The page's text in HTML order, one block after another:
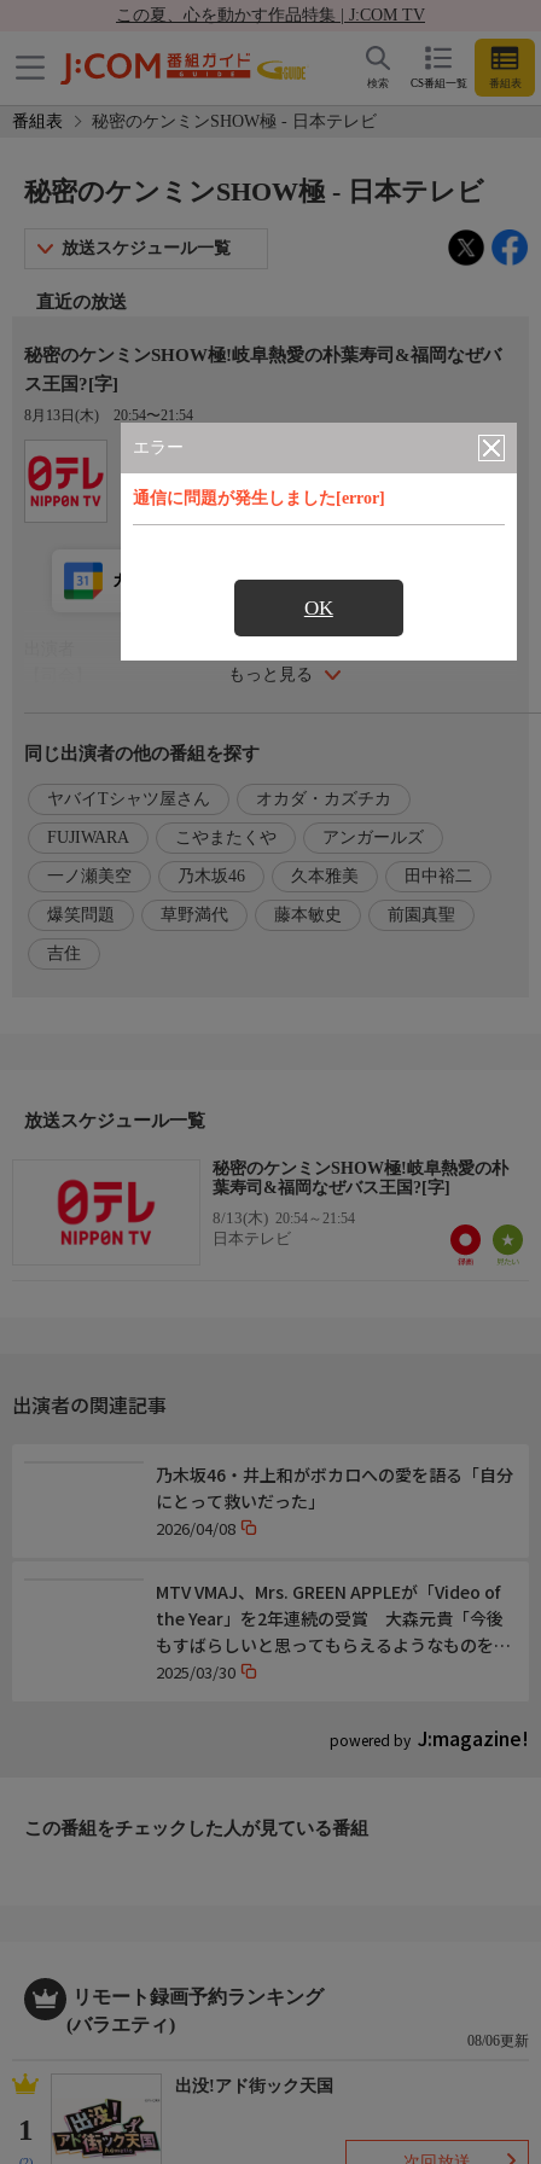
この夏、心を動かす作品特集 | J:COM TV
CS番組一覧 番組表
検索
番組表 秘密のケンミンSHOW極 - 日本テレビ
エラー
通信に問題が発生しました[error]
OK
秘密のケンミンSHOW極 - 日本テレビ
放送スケジュール一覧
直近の放送
秘密のケンミンSHOW極!岐阜熱愛の朴葉寿司&福岡なぜバ
ス王国?[字]
8月13日(木) 20:54〜21:54
Ch.4
日本テレビ
もっと見る
カレンダー登録 アプリ視聴
【ゲスト】
草野満代[岐阜]
オカダ・カズチカ[愛知]
こやまたくや（ヤバイTシャツ屋さん)[京都]
藤本敏史(FUJIWARA)[大阪]
アンガールズ[広島]
一ノ瀬美空(乃木坂46)[福岡]
吉住[福岡]
前園真聖[鹿児島]
に！▽番組ホームページ(PC・スマホ）では、あなたの知ってい
番組ホームページ
https://www.ytv.co.jp/kenmin_show/
同じ出演者の他の番組を探す
ヤバイTシャツ屋さん オカダ・カズチカ
FUJIWARA こやまたくや アンガールズ
一ノ瀬美空 乃木坂46 久本雅美 田中裕二
爆笑問題 草野満代 藤本敏史 前園真聖
吉住
放送スケジュール一覧
秘密のケンミンSHOW極!岐阜熱愛の朴
葉寿司&福岡なぜバス王国?[字]
8/13(木) 20:54～21:54
日本テレビ
出演者の関連記事
powered by J:magazine!
乃木坂46・井上和がボカロへの愛を語る「自分
にとって救いだった」
2026/04/08
MTV VMAJ、Mrs. GREEN APPLEが「Video of
the Year」を2年連続の受賞 大森元貴「今後
もすばらしいと思ってもらえるようなものを、
引き続き作っていきたい」
2025/03/30
この番組をチェックした人が見ている番組
リモート録画予約ランキング
(バラエティ)
08/06更新
1
出没!アド街ック天国